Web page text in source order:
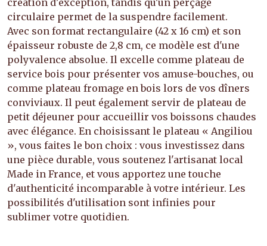
circulaire permet de la suspendre facilement.
Avec son format rectangulaire (42 x 16 cm) et son
épaisseur robuste de 2,8 cm, ce modèle est d'une
polyvalence absolue. Il excelle comme plateau de
service bois pour présenter vos amuse-bouches, ou
comme plateau fromage en bois lors de vos dîners
conviviaux. Il peut également servir de plateau de
petit déjeuner pour accueillir vos boissons chaudes
avec élégance. En choisissant le plateau « Angiliou
», vous faites le bon choix : vous investissez dans
une pièce durable, vous soutenez l'artisanat local
Made in France, et vous apportez une touche
d'authenticité incomparable à votre intérieur. Les
possibilités d'utilisation sont infinies pour
sublimer votre quotidien.